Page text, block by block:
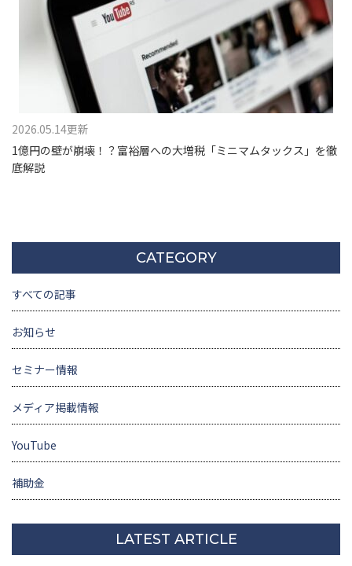
2026.05.14更新
1億円の壁が崩壊！？富裕層への大増税「ミニマムタックス」を徹
底解説
CATEGORY
すべての記事
お知らせ
セミナー情報
メディア掲載情報
YouTube
補助金
LATEST ARTICLE